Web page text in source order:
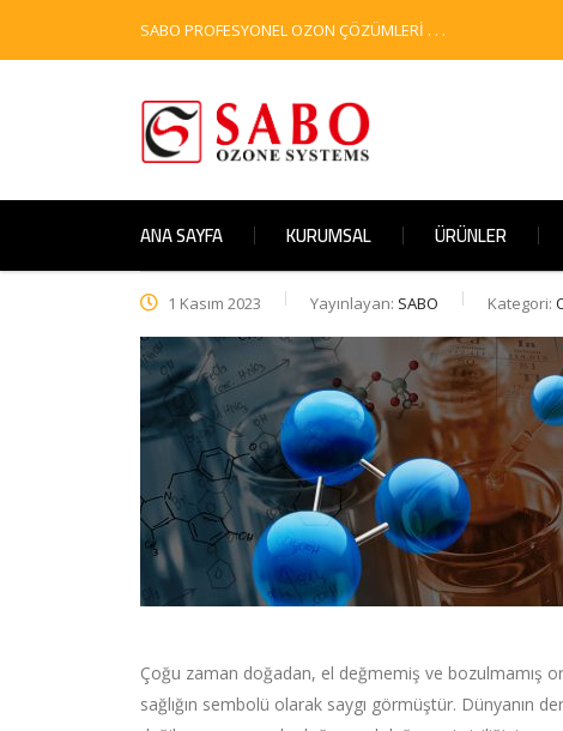
SABO PROFESYONEL OZON ÇÖZÜMLERİ . . .
ANA SAYFA KURUMSAL ÜRÜNLER
1 Kasım 2023 Yayınlayan: SABO Kategori:
Çoğu zaman doğadan, el değmemiş ve bozulmamış
sağlığın sembolü olarak saygı görmüştür. Dünyanın